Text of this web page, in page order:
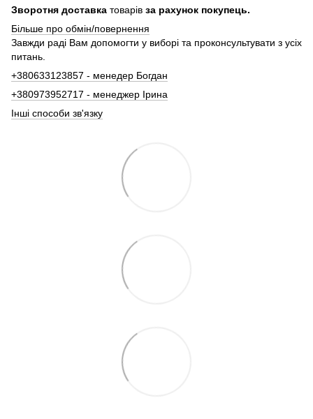
Зворотня доставка товарів за рахунок покупець.
Більше про обмін/повернення
Завжди раді Вам допомогти у виборі та проконсультувати з усіх
питань.
+380633123857 - менедер Богдан
+380973952717 - менеджер Ірина
Інші способи зв'язку